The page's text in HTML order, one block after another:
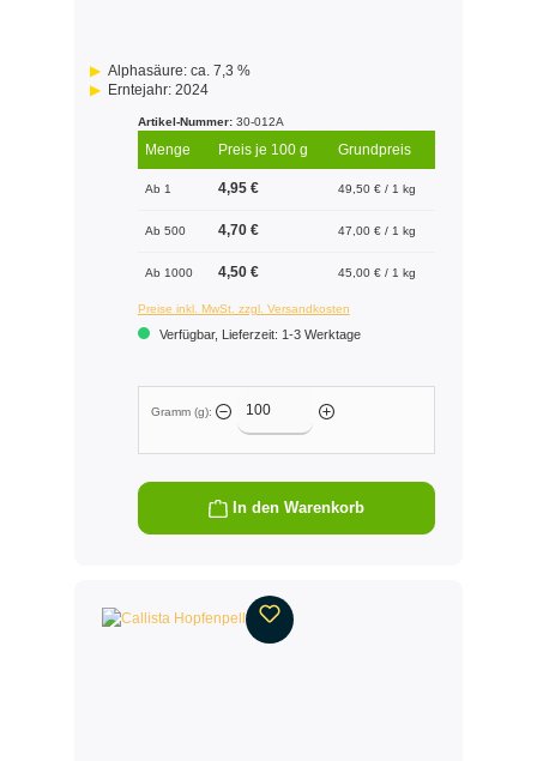
Alphasäure: ca. 7,3 %
Erntejahr: 2024
Artikel-Nummer: 30-012A
Menge Preis je 100 g Grundpreis
Ab 1 4,95 € 49,50 € / 1 kg
Ab 500 4,70 € 47,00 € / 1 kg
Ab 1000 4,50 € 45,00 € / 1 kg
Preise inkl. MwSt. zzgl. Versandkosten
Verfügbar, Lieferzeit: 1-3 Werktage
Gramm (g):
In den Warenkorb